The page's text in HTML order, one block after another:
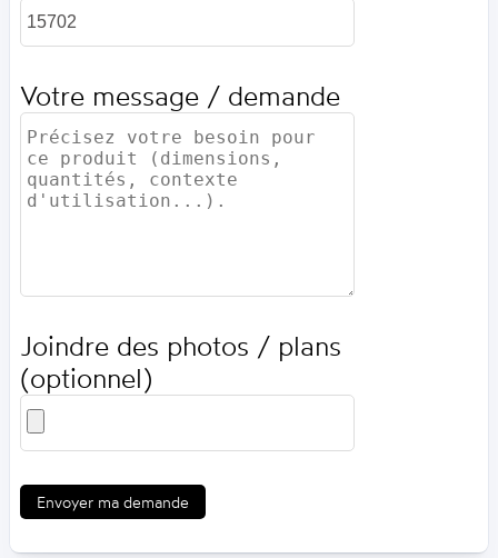
Votre message / demande
Joindre des photos / plans
(optionnel)
Envoyer ma demande